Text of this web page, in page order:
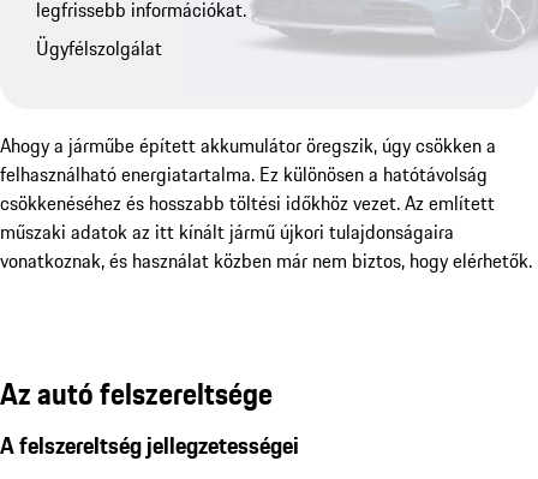
legfrissebb információkat.
Ügyfélszolgálat
Ahogy a járműbe épített akkumulátor öregszik, úgy csökken a
felhasználható energiatartalma. Ez különösen a hatótávolság
csökkenéséhez és hosszabb töltési időkhöz vezet. Az említett
műszaki adatok az itt kínált jármű újkori tulajdonságaira
vonatkoznak, és használat közben már nem biztos, hogy elérhetők.
Az autó felszereltsége
A felszereltség jellegzetességei